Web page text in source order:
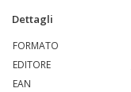
Dettagli
FORMATO
EDITORE
EAN